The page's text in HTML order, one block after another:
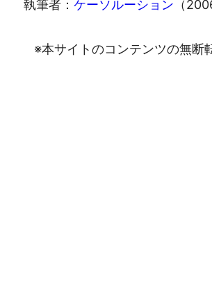
執筆者： ケーソルーション （
※本サイトのコンテンツの無断